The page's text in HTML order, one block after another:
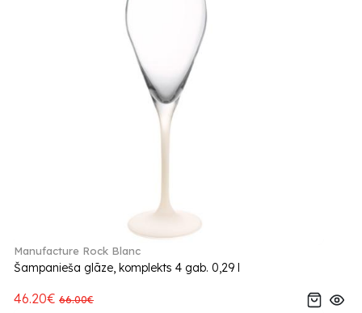
Manufacture Rock Blanc
Šampanieša glāze, komplekts 4 gab. 0,29 l
46.20€ 66.00€